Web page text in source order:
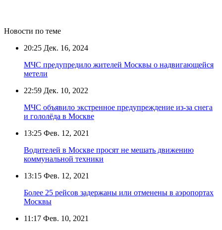
Новости по теме
20:25 Дек. 16, 2024
МЧС предупредило жителей Москвы о надвигающейся
метели
22:59 Дек. 10, 2022
МЧС объявило экстренное предупреждение из-за снега
и гололёда в Москве
13:25 Фев. 12, 2021
Водителей в Москве просят не мешать движению
коммунальной техники
13:15 Фев. 12, 2021
Более 25 рейсов задержаны или отменены в аэропортах
Москвы
11:17 Фев. 10, 2021